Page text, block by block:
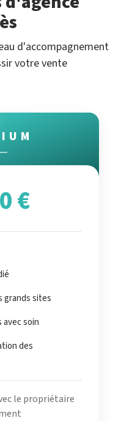
d'accompagnement
votre vente
€
grands sites
soin
des
le propriétaire